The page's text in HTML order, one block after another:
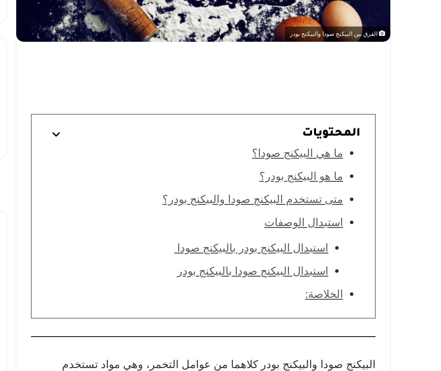
الفرق بين البيكنج صودا والبيكنج بودر
المحتويات
ما هي البيكنج صودا؟
ما هو البيكنج بودر؟
متى تستخدم البيكنج صودا والبيكنج بودر؟
استبدال الوصفات
استبدال البيكنج بودر بالبيكنج صودا
استبدال البيكنج صودا بالبيكنج بودر
الخلاصة:
البيكنج صودا والبيكنج بودر كلاهما من عوامل التخمر، وهي مواد تستخدم